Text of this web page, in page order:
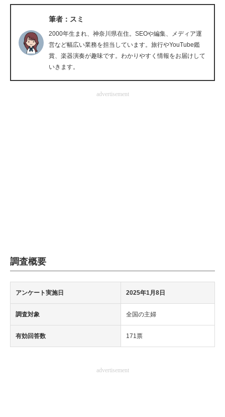
ITエンジニア向け専門サイト
企業向けIT製品の総合サイト
IT製品の技術・比較・事例
製造業のIT導入・活用を支援
筆者：スミ
2000年生まれ、神奈川県在住。SEOや編集、メディア運
営など幅広い業務を担当しています。旅行やYouTube鑑
賞、楽器演奏が趣味です。わかりやすく情報をお届けして
いきます。
advertisement
調査概要
アンケート実施日 2025年1月8日
調査対象 全国の主婦
有効回答数 171票
advertisement